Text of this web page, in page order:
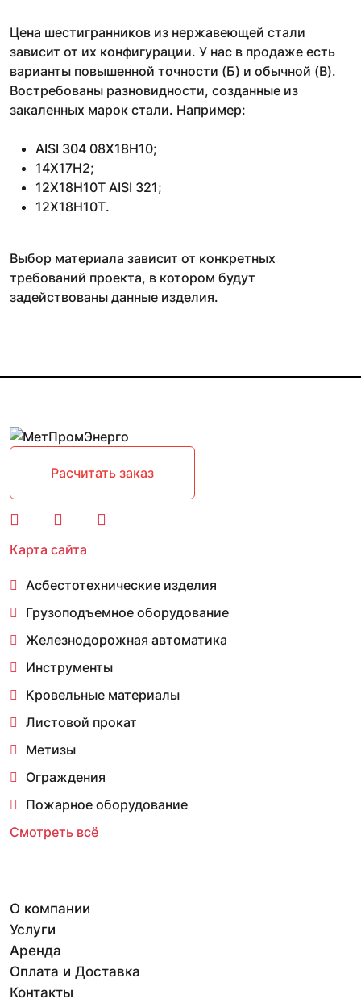
Цена шестигранников из нержавеющей стали
зависит от их конфигурации. У нас в продаже есть
варианты повышенной точности (Б) и обычной (В).
Востребованы разновидности, созданные из
закаленных марок стали. Например:
AISI 304 08Х18Н10;
14Х17Н2;
12Х18Н10Т AISI 321;
12Х18Н10Т.
Выбор материала зависит от конкретных
требований проекта, в котором будут
задействованы данные изделия.
Расчитать заказ
Карта сайта
Асбестотехнические изделия
Грузоподъемное оборудование
Железнодорожная автоматика
Инструменты
Кровельные материалы
Листовой прокат
Метизы
Ограждения
Пожарное оборудование
Смотреть всё
О компании
Услуги
Аренда
Оплата и Доставка
Контакты